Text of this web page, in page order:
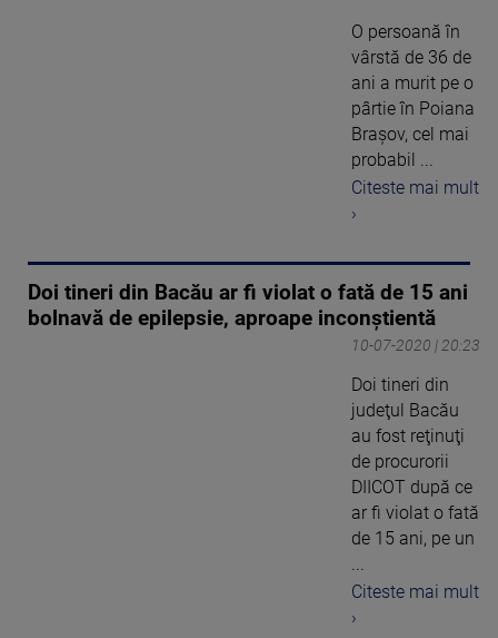
O persoană în
vârstă de 36 de
ani a murit pe o
pârtie în Poiana
Brașov, cel mai
probabil ...
Citeste mai mult
›
Doi tineri din Bacău ar fi violat o fată de 15 ani
bolnavă de epilepsie, aproape inconștientă
10-07-2020 | 20:23
Doi tineri din
judeţul Bacău
au fost reţinuţi
de procurorii
DIICOT după ce
ar fi violat o fată
de 15 ani, pe un
...
Citeste mai mult
›